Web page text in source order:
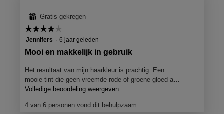
⊞ Gratis gekregen
☆☆☆☆☆
☆☆☆☆☆
4
sterren.
Jennifers · 6 jaar geleden
B
o
Mooi en makkelijk in gebruik
Het resultaat van mijn haarkleur is prachtig. Een
mooie tint die geen vreemde rode of groene gloed a…
Volledige beoordeling weergeven
t
4 van 6 personen vond dit behulpzaam